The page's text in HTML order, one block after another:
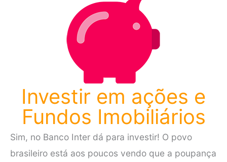
Investir em ações e
Fundos Imobiliários
Sim, no Banco Inter dá para investir! O povo
brasileiro está aos poucos vendo que a poupança